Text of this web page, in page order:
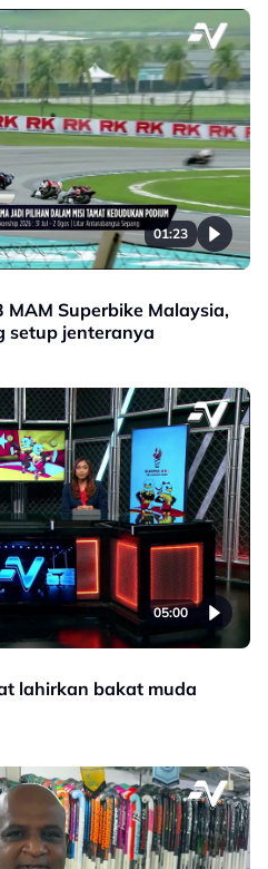
01:23
Superbike Malaysia,
setup jenteranya
05:00
lahirkan bakat muda